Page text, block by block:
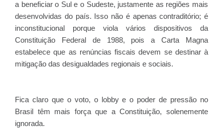
a beneficiar o Sul e o Sudeste, justamente as regiões mais
desenvolvidas do país. Isso não é apenas contraditório; é
inconstitucional porque viola vários dispositivos da
Constituição Federal de 1988, pois a Carta Magna
estabelece que as renúncias fiscais devem se destinar à
mitigação das desigualdades regionais e sociais.
Fica claro que o voto, o lobby e o poder de pressão no
Brasil têm mais força que a Constituição, solenemente
ignorada.